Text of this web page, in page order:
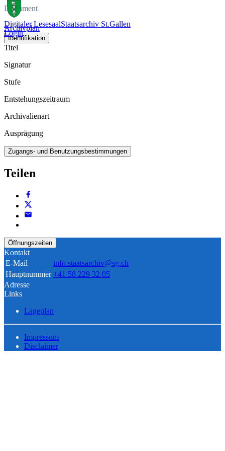
Digitaler LesesaalStaatsarchiv St.Gallen
Login
Dokument
Archivplan
Identifikation
Titel
Signatur
Stufe
Entstehungszeitraum
Archivalienart
Ausprägung
Zugangs- und Benutzungsbestimmungen
Teilen
Öffnungszeiten
Kontakt
E-Mail
info.staatsarchiv@sg.ch
Hauptnummer +41 58 229 32 05
Adresse
Links
Lageplan
Impressum
Disclaimer